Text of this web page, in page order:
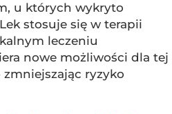
u których wykryto
stosuje się w terapii
leczeniu
nowe możliwości dla tej
ryzyko